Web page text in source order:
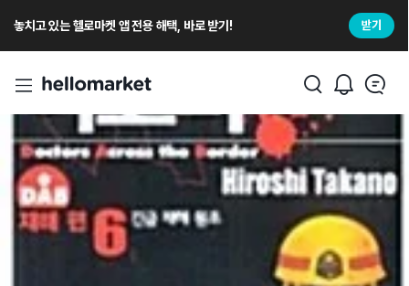
놓치고 있는 헬로마켓 앱 전용 해택, 바로 받기! 받기